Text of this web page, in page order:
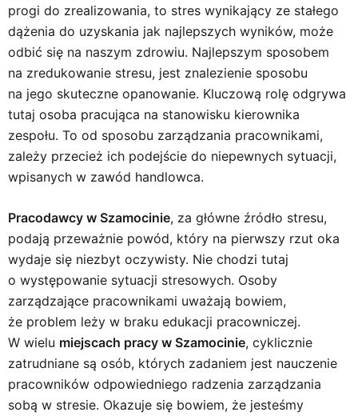
progi do zrealizowania, to stres wynikający ze stałego
dążenia do uzyskania jak najlepszych wyników, może
odbić się na naszym zdrowiu. Najlepszym sposobem
na zredukowanie stresu, jest znalezienie sposobu
na jego skuteczne opanowanie. Kluczową rolę odgrywa
tutaj osoba pracująca na stanowisku kierownika
zespołu. To od sposobu zarządzania pracownikami,
zależy przecież ich podejście do niepewnych sytuacji,
wpisanych w zawód handlowca.
Pracodawcy w Szamocinie, za główne źródło stresu,
podają przeważnie powód, który na pierwszy rzut oka
wydaje się niezbyt oczywisty. Nie chodzi tutaj
o występowanie sytuacji stresowych. Osoby
zarządzające pracownikami uważają bowiem,
że problem leży w braku edukacji pracowniczej.
W wielu miejscach pracy w Szamocinie, cyklicznie
zatrudniane są osób, których zadaniem jest nauczenie
pracowników odpowiedniego radzenia zarządzania
sobą w stresie. Okazuje się bowiem, że jesteśmy